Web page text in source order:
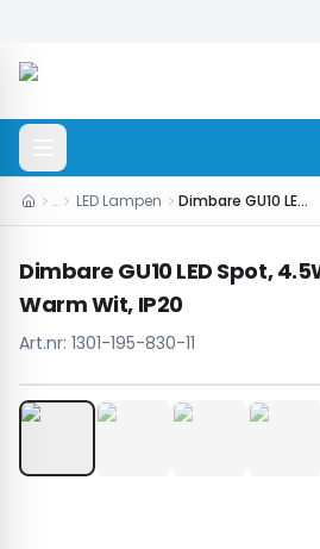
… LED Lampen Dimbare GU10 LED Spot, 4.5W, 3000K Warm Wit, IP20
Dimbare GU10 LED Spot,
Warm Wit, IP20
Art.nr: 1301-195-830-11